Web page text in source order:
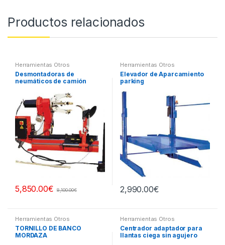
Productos relacionados
Herramientas Otros
Desmontadoras de
neumáticos de camión
5,850.00€ 8,100.00€
Herramientas Otros
Elevador de Aparcamiento
parking
2,990.00€
Herramientas Otros
TORNILLO DE BANCO
MORDAZA
Herramientas Otros
Centrador adaptador para
llantas ciega sin agujero